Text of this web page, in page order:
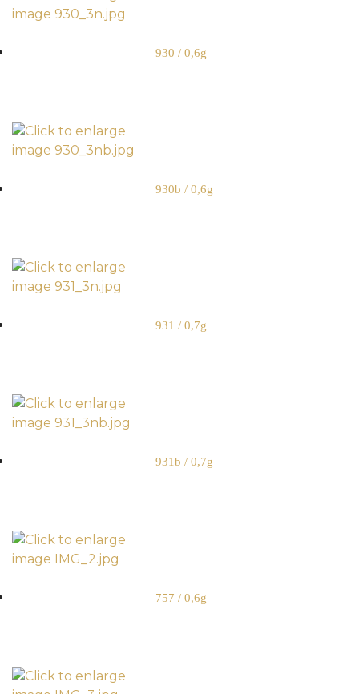
930 / 0,6g
930b / 0,6g
931 / 0,7g
931b / 0,7g
757 / 0,6g